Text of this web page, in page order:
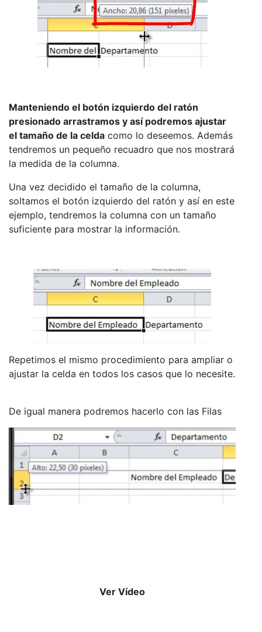
Manteniendo el botón izquierdo del ratón
presionado arrastramos y así podremos ajustar
el tamaño de la celda como lo deseemos. Además
tendremos un pequeño recuadro que nos mostrará
la medida de la columna.
Una vez decidido el tamaño de la columna,
soltamos el botón izquierdo del ratón y así en este
ejemplo, tendremos la columna con un tamaño
suficiente para mostrar la información.
Repetimos el mismo procedimiento para ampliar o
ajustar la celda en todos los casos que lo necesite.
De igual manera podremos hacerlo con las Filas
Ver Vídeo